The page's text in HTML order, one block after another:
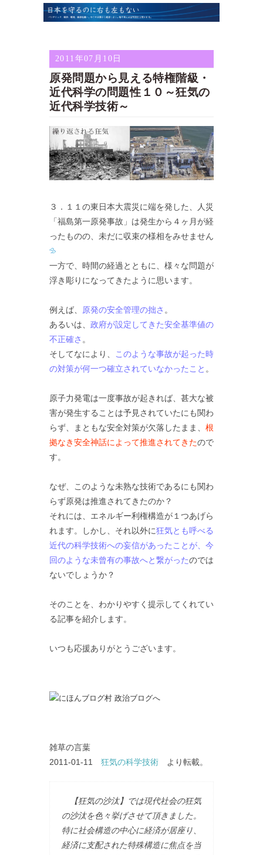
2011年07月10日
原発問題から見える特権階級・
近代科学の問題性１０～狂気の
近代科学技術～
３．１１の東日本大震災に端を発した、人災
「福島第一原発事故」は発生から４ヶ月が経
ったものの、未だに収束の様相をみせません
一方で、時間の経過とともに、様々な問題が
浮き彫りになってきたように思います。
例えば、 原発の安全管理の拙さ 。
あるいは、 政府が設定してきた安全基準値の
不正確さ 。
そしてなにより、
このような事故が起った時
の対策が何一つ確立されていなかったこと 。
原子力発電は一度事故が起きれば、甚大な被
害が発生することは予見されていたにも関わ
らず、まともな安全対策が欠落したまま、 根
拠なき安全神話によって推進されてきたので
す。
なぜ、このような未熟な技術であるにも関わ
らず原発は推進されてきたのか？
それには、エネルギー利権構造が１つあげら
れます。しかし、それ以外に狂気とも呼べる
近代の科学技術への妄信があったことが、今
回のような未曾有の事故へと繋がったのでは
ないでしょうか？
そのことを、わかりやすく提示してくれてい
る記事を紹介します。
いつも応援ありがとうございます。
雑草の言葉
2011-01-11 狂気の科学技術 より転載。
【狂気の沙汰】では現代社会の狂気
の沙汰を色々挙げさせて頂きました。
特に社会構造の中心に経済が居座り、
経済に支配された特殊構造に焦点を当